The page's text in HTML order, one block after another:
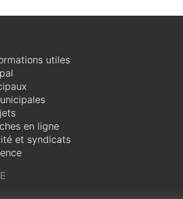
utiles
en ligne
et syndicats